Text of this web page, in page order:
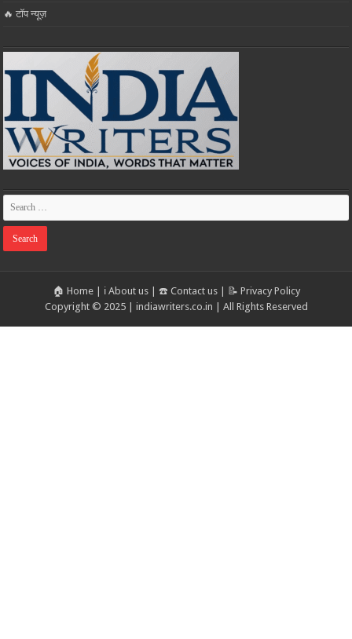
🔥 टॉप न्यूज़
🏠 Home| ℹ️ About us| ☎️ Contact us|
📝 Privacy Policy
Copyright © 2025 | indiawriters.co.in | All Rights Reserved